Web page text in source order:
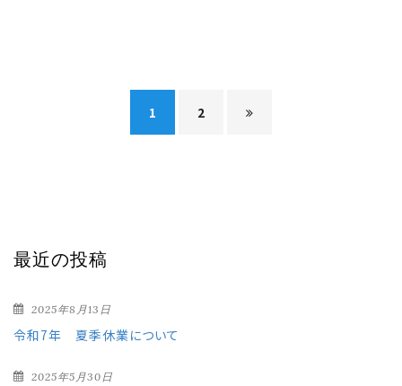
1 2
最近の投稿
2025年8月13日
令和7年 夏季休業について
2025年5月30日